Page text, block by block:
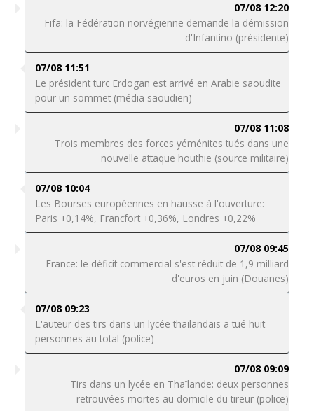
07/08 12:20
Fifa: la Fédération norvégienne demande la démission
d'Infantino (présidente)
07/08 11:51
Le président turc Erdogan est arrivé en Arabie saoudite
pour un sommet (média saoudien)
07/08 11:08
Trois membres des forces yéménites tués dans une
nouvelle attaque houthie (source militaire)
07/08 10:04
Les Bourses européennes en hausse à l'ouverture:
Paris +0,14%, Francfort +0,36%, Londres +0,22%
07/08 09:45
France: le déficit commercial s'est réduit de 1,9 milliard
d'euros en juin (Douanes)
07/08 09:23
L'auteur des tirs dans un lycée thaïlandais a tué huit
personnes au total (police)
07/08 09:09
Tirs dans un lycée en Thaïlande: deux personnes
retrouvées mortes au domicile du tireur (police)